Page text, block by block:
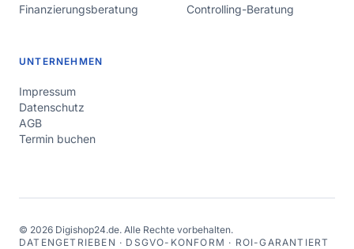
Finanzierungsberatung
Controlling-Beratung
UNTERNEHMEN
Impressum
Datenschutz
AGB
Termin buchen
© 2026 Digishop24.de. Alle Rechte vorbehalten.
DATENGETRIEBEN · DSGVO-KONFORM · ROI-GARANTIERT